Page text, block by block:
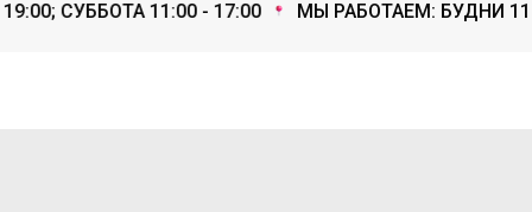
СУББОТА 11:00 - 17:00 МЫ РАБОТАЕМ: БУДНИ